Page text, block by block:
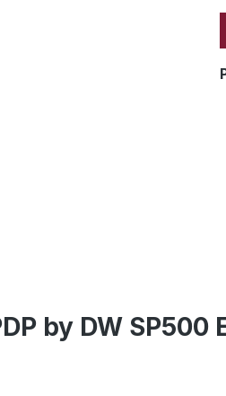
by DW SP500